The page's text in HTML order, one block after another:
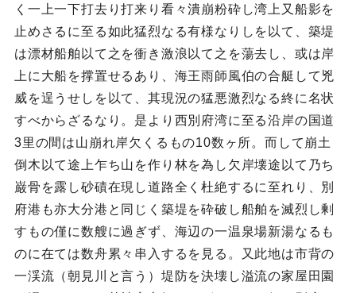
く一上一下打去り打来り看々潰崩粉砕し湾上又船影を
止めさるに至る如此猛烈なる有様なりしを以て、築堤
は漂材船舶以て之を衝き激浪以て之を蕩去し、或は岸
上に大船を撑置せるあり、海王雨師風伯の合艇して兇
威を逞うせしを以て、其現況の猛悪激烈なる終に名状
すべからざるなり。是より西別府湾に至る沿岸の国道
3里の間は山崩れ岸欠くるもの10数ヶ所。而して崩土
倒木以て途上乍ち山を作り林を為し欠岸壊途以て乃ち
巌骨を露し砂磧在現し道路全く杜絶するに至れり、別
府港も亦大分港と同じく築堤を砕破し船舶を滅烈し剰
すもの僅に数艘に過ぎず、海辺の一温泉場新湯なるも
のに在ては数舟累々串入するを見る。又此地は市背の
一渓流（朝見川と言う）堤防を決壊し溢流の家屋田園